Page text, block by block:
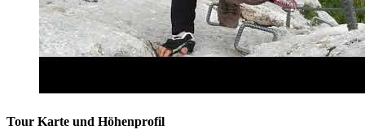
Tour Karte und Höhenprofil